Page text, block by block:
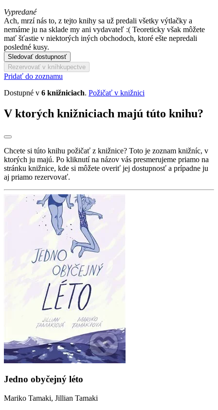
Vypredané
Ach, mrzí nás to, z tejto knihy sa už predali všetky výtlačky a
nemáme ju na sklade my ani vydavateľ :( Teoreticky však môžete
mať šťastie v niektorých iných obchodoch, ktoré ešte nepredali
posledné kusy.
Sledovať dostupnosť
Rezervovať v kníhkupectve
Pridať do zoznamu
Dostupné v 6 knižniciach. Požičať v knižnici
V ktorých knižniciach majú túto knihu?
Chcete si túto knihu požičať z knižnice? Toto je zoznam knižníc, v
ktorých ju majú. Po kliknutí na názov vás presmerujeme priamo na
stránku knižnice, kde si môžete overiť jej dostupnosť a prípadne ju
aj priamo rezervovať.
Jedno obyčejný léto
Mariko Tamaki, Jillian Tamaki